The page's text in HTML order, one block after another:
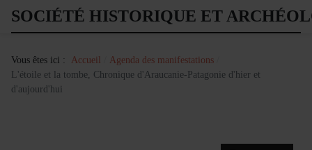
SOCIÉTÉ HISTORIQUE ET
Vous êtes ici : Accueil
Agenda des manifestations
L'étoile et la tombe, Chronique d'Araucanie-Patagonie d'hier et
d'aujourd'hui